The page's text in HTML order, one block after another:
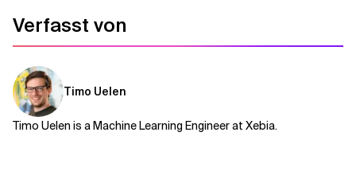
Verfasst von
Timo Uelen
Timo Uelen is a Machine Learning Engineer at Xebia.